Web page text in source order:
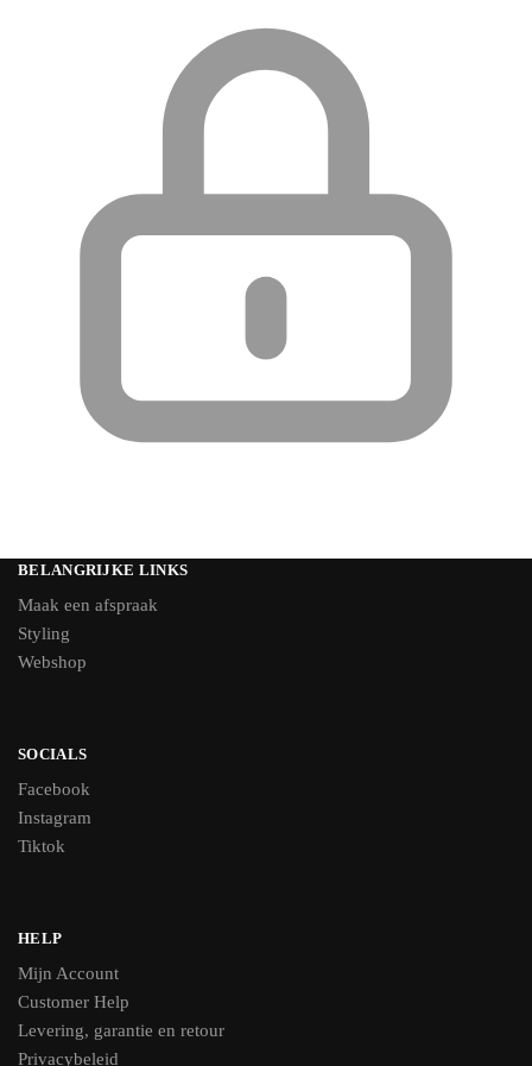
BELANGRIJKE LINKS
Maak een afspraak
Styling
Webshop
SOCIALS
Facebook
Instagram
Tiktok
HELP
Mijn Account
Customer Help
Levering, garantie en retour
Privacybeleid